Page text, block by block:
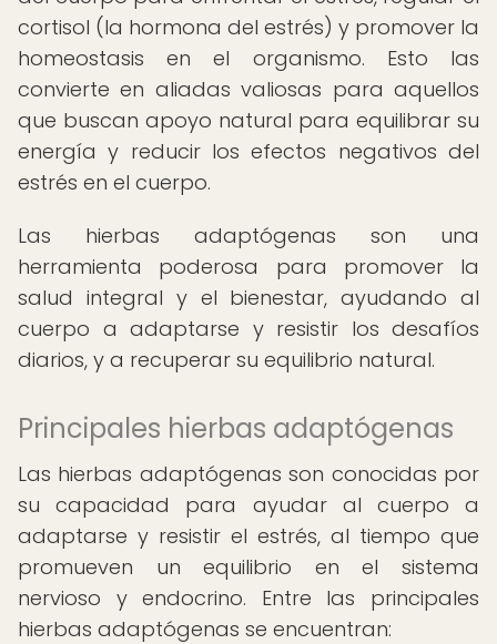
cortisol (la hormona del estrés) y promover la
homeostasis en el organismo. Esto las
convierte en aliadas valiosas para aquellos
que buscan apoyo natural para equilibrar su
energía y reducir los efectos negativos del
estrés en el cuerpo.
Las hierbas adaptógenas son una
herramienta poderosa para promover la
salud integral y el bienestar, ayudando al
cuerpo a adaptarse y resistir los desafíos
diarios, y a recuperar su equilibrio natural.
Principales hierbas adaptógenas
Las hierbas adaptógenas son conocidas por
su capacidad para ayudar al cuerpo a
adaptarse y resistir el estrés, al tiempo que
promueven un equilibrio en el sistema
nervioso y endocrino. Entre las principales
hierbas adaptógenas se encuentran: